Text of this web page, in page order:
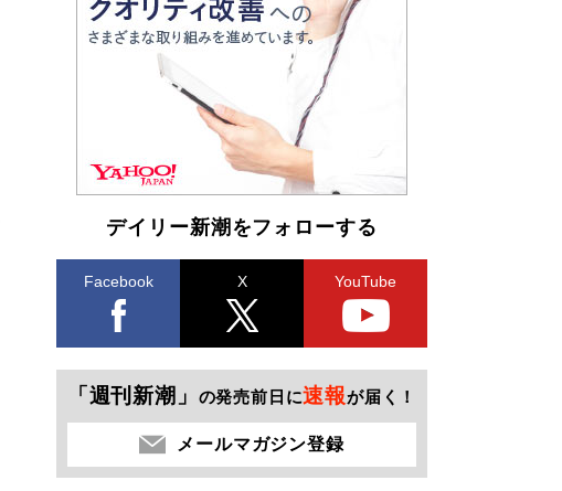
デイリー新潮をフォローする
Facebook X YouTube
「週刊新潮」 の発売前日に速報が届く！
メールマガジン登録